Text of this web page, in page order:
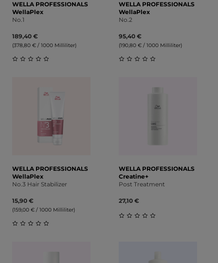
WELLA PROFESSIONALS
WellaPlex
No.1
189,40 €
(378,80 € / 1000 Milliliter)
WELLA PROFESSIONALS
WellaPlex
No.2
95,40 €
(190,80 € / 1000 Milliliter)
WELLA PROFESSIONALS
WellaPlex
No.3 Hair Stabilizer
15,90 €
(159,00 € / 1000 Milliliter)
WELLA PROFESSIONALS
Creatine+
Post Treatment
27,10 €